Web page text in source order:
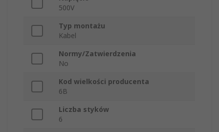
500V
Typ montażu
Kabel
Normy/Zatwierdzenia
No
Kod wielkości producenta
6B
Liczba styków
6